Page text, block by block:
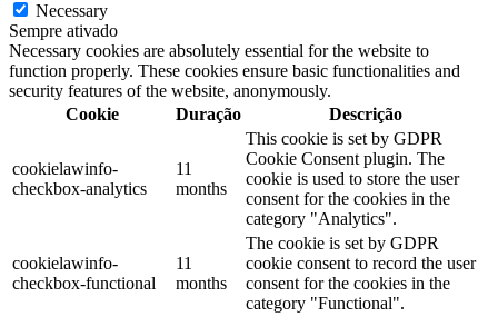
Necessary
Sempre ativado
Necessary cookies are absolutely essential for the website to
function properly. These cookies ensure basic functionalities and
security features of the website, anonymously.
Cookie
Duração Descrição
cookielawinfo-
checkbox-analytics
11
months
This cookie is set by GDPR
Cookie Consent plugin. The
cookie is used to store the user
consent for the cookies in the
category "Analytics".
cookielawinfo-
checkbox-functional
11
months
The cookie is set by GDPR
cookie consent to record the user
consent for the cookies in the
category "Functional".